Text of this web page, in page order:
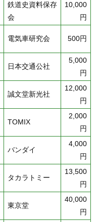
鉄道史資料保存
会
10,000
円
電気車研究会 500円
日本交通公社
5,000
円
誠文堂新光社
12,000
円
TOMIX
2,000
円
バンダイ
4,000
円
タカラトミー
13,500
円
東京堂
40,000
円